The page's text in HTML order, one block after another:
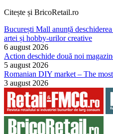
Citește și BricoRetail.ro
București Mall anunță
artei și hobby-urilor creative
6 august 2026
Action deschide două noi
5 august 2026
Romanian DIY market – The
3 august 2026